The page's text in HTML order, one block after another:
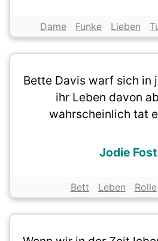
Dame Funke Lieben
Bette Davis warf sich in
ihr Leben davon
wahrscheinlich tat
Jodie
Bett Leben Rolle